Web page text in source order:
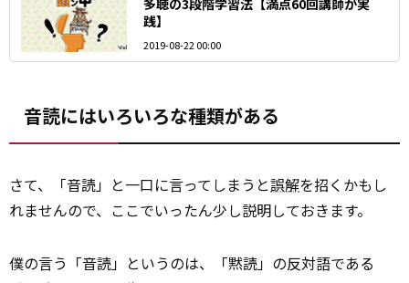
多聴の3段階学習法【満点60回講師が実
践】
2019-08-22 00:00
音読にはいろいろな種類がある
さて、「音読」と一口に言ってしまうと誤解を招くかもし
れませんので、ここでいったん少し説明しておきます。
僕の言う「音読」というのは、「黙読」の反対語である